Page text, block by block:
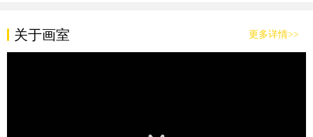
关于画室 更多详情>>